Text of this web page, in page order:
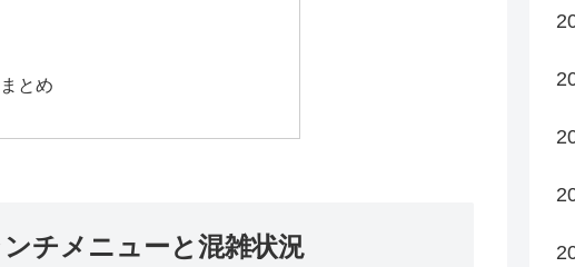
とめ
チメニューと混雑状況